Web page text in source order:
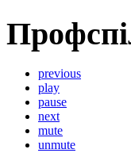
previous
play
pause
next
mute
unmute